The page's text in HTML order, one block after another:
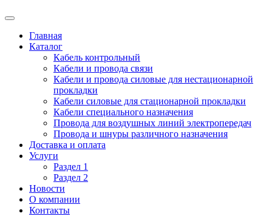
Главная
Каталог
Кабель контрольный
Кабели и провода связи
Кабели и провода силовые для нестационарной
прокладки
Кабели силовые для стационарной прокладки
Кабели специального назначения
Провода для воздушных линий электропередач
Провода и шнуры различного назначения
Доставка и оплата
Услуги
Раздел 1
Раздел 2
Новости
О компании
Контакты